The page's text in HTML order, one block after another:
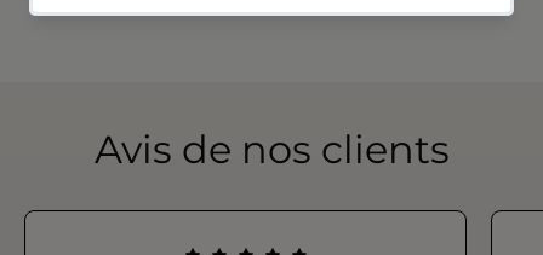
Avis de nos clients